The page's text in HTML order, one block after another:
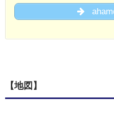
【地図】